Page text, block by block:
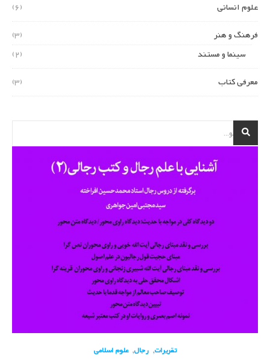
علوم انسانی
(6)
فرهنگ و هنر
(3)
سینما و مستند
(2)
معرفی کتاب
(3)
تقریرات, رجال,علوم اسلامی